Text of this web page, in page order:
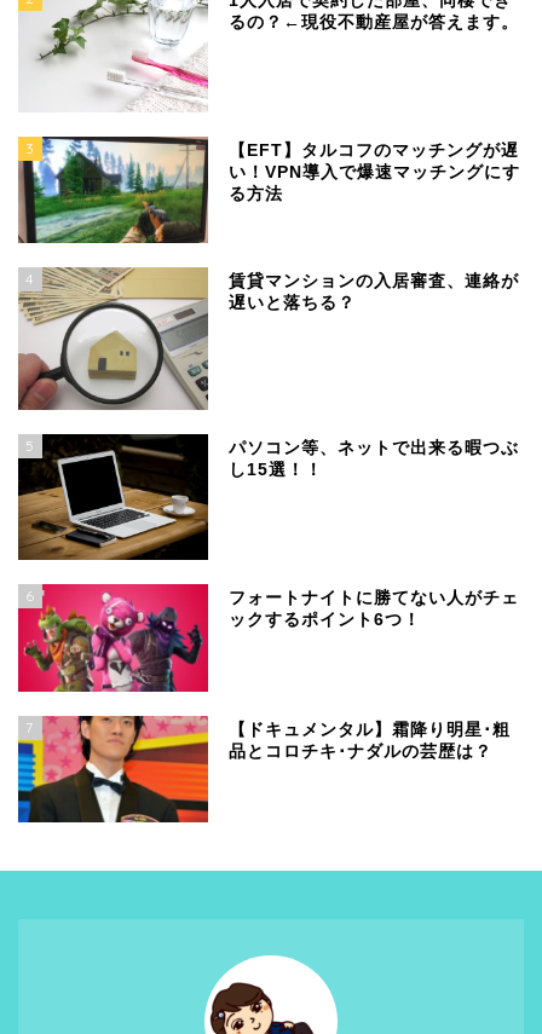
るの？←現役不動産屋が答えます。
3
【EFT】タルコフのマッチングが遅
い！VPN導入で爆速マッチングにす
る方法
4
賃貸マンションの入居審査、連絡が
遅いと落ちる？
5
パソコン等、ネットで出来る暇つぶ
し15選！！
6
フォートナイトに勝てない人がチェ
ックするポイント6つ！
7
【ドキュメンタル】霜降り明星･粗
品とコロチキ･ナダルの芸歴は？